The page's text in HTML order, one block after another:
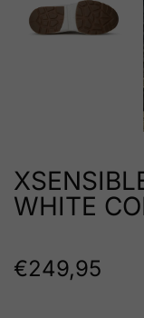
WHITE
€249,95